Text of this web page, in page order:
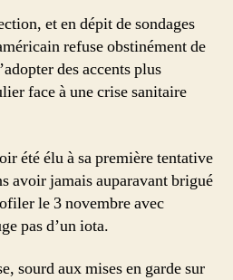
et en dépit de sondages
refuse obstinément de
des accents plus
face à une crise sanitaire
été élu à sa première tentative
avoir jamais auparavant brigué
le 3 novembre avec
pas d’un iota.
sourd aux mises en garde sur